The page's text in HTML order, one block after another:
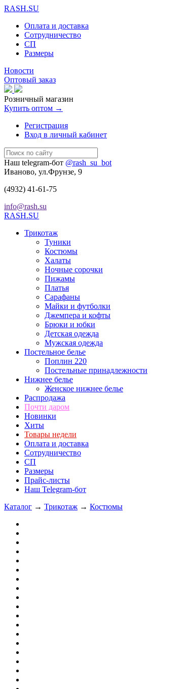
RASH.SU
Оплата и доставка
Сотрудничество
СП
Размеры
Новости
Оптовый заказ
Розничный магазин
Купить оптом →
Регистрация
Вход в личный кабинет
Наш telegram-бот @rash_su_bot
Иваново, ул.Фрунзе, 9
(4932) 41-61-75
info@rash.su
RASH.SU
Трикотаж
Туники
Костюмы
Халаты
Ночные сорочки
Пижамы
Платья
Сарафаны
Майки и футболки
Джемпера и кофты
Брюки и юбки
Детская одежда
Мужская одежда
Постельное белье
Поплин 220
Постельные принадлежности
Нижнее белье
Женское нижнее белье
Распродажа
Почти даром
Новинки
Хиты
Товары недели
Оплата и доставка
Сотрудничество
СП
Размеры
Прайс-листы
Наш Telegram-бот
Каталог → Трикотаж → Костюмы